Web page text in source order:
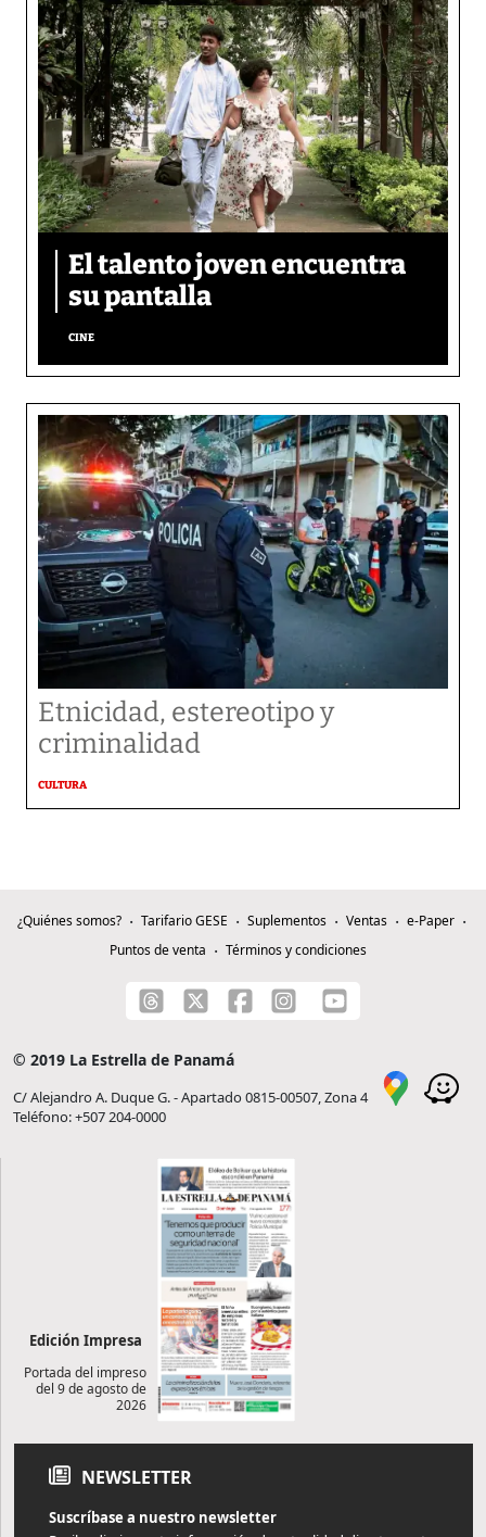
El talento joven encuentra
su pantalla​
CINE
Etnicidad, estereotipo y
criminalidad
CULTURA
¿Quiénes somos? Tarifario GESE Suplementos Ventas
e-Paper
Puntos de venta
Términos y condiciones
© 2019 La Estrella de Panamá
C/ Alejandro A. Duque G. - Apartado 0815-00507, Zona 4
Teléfono: +507 204-0000
Edición Impresa
Portada del impreso
del 9 de agosto de
2026
NEWSLETTER
Suscríbase a nuestro newsletter